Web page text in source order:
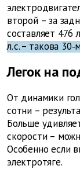
второй – за
составляет 476
л. с. – такова
Легок на
От динамики
сотни –
Больше
скорости –
Особенно если
электротяге.